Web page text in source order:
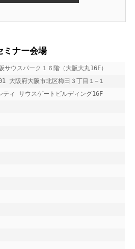
ミナー会場
サウスパーク１６階（大阪大丸16F）
大阪府大阪市北区梅田３丁目１−１
ィ サウスゲートビルディング16F‎